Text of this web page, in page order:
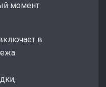
момент
в